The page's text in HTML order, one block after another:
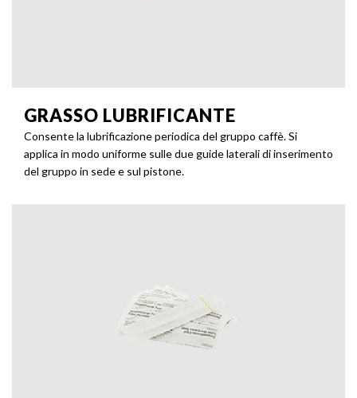
GRASSO LUBRIFICANTE
Consente la lubrificazione periodica del gruppo caffè. Si
applica in modo uniforme sulle due guide laterali di inserimento
del gruppo in sede e sul pistone.